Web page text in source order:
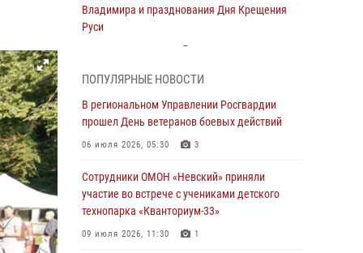
Владимира и празднования Дня Крещения
Руси
При силовой поддержке ОМОН во Владимире
пресечена деятельность массажного салона,
в котором оказывались интимные услуги
28 июля 2026, 11:51
Во Владимирcкой области открыли
детском лагере «Икар»
27 июля 2026, 16:43 2
ПОПУЛЯРНЫЕ НОВОСТИ
В региональном Управлении Росгвардии
прошел День ветеранов боевых действий
06 июля 2026, 05:30 3
Сотрудники ОМОН «Невский» приняли
участие во встрече с учениками детского
технопарка «Кванториум-33»
09 июля 2026, 11:30 1